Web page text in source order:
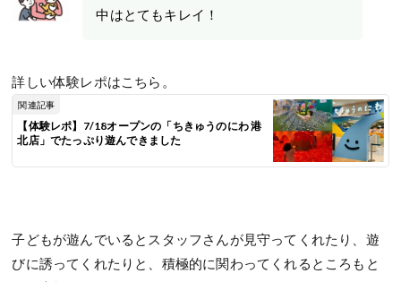
中はとてもキレイ！
詳しい体験レポはこちら。
関連記事
【体験レポ】7/18オープンの「ちきゅうのにわ 港
北店」でたっぷり遊んできました
子どもが遊んでいるとスタッフさんが見守ってくれたり、遊
びに誘ってくれたりと、積極的に関わってくれるところもと